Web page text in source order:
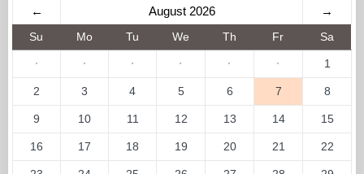
← August 2026 →
Su Mo Tu We Th Fr Sa
· · · · · · 1
2 3 4 5 6 7 8
9 10 11 12 13 14 15
16 17 18 19 20 21 22